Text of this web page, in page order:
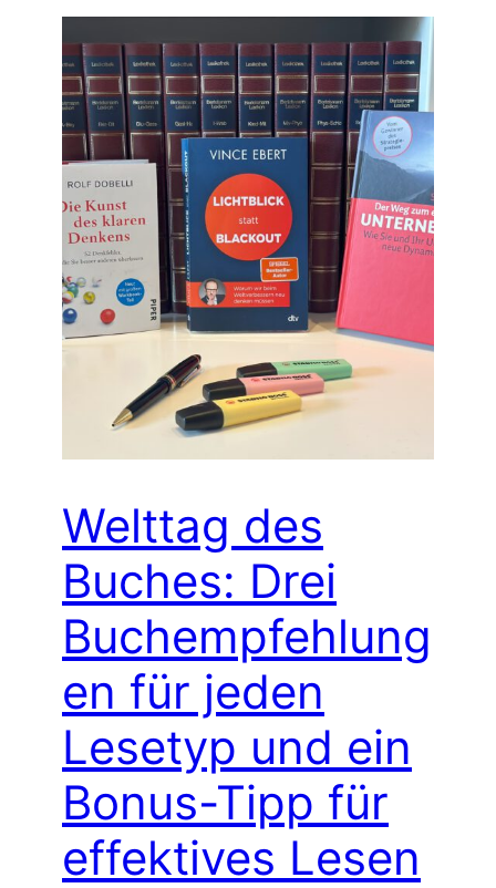
Welttag des
Buches: Drei
Buchempfehlung
en für jeden
Lesetyp und ein
Bonus-Tipp für
effektives Lesen